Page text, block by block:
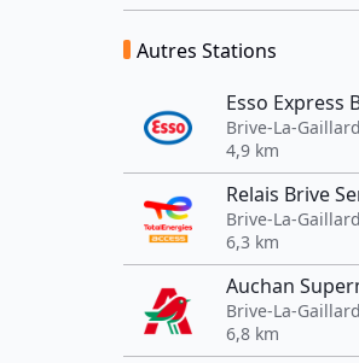
Autres Stations
Esso Express
Brive-La-
4,9 km
Relais Brive
Brive-La-
6,3 km
Auchan
Brive-La-
6,8 km